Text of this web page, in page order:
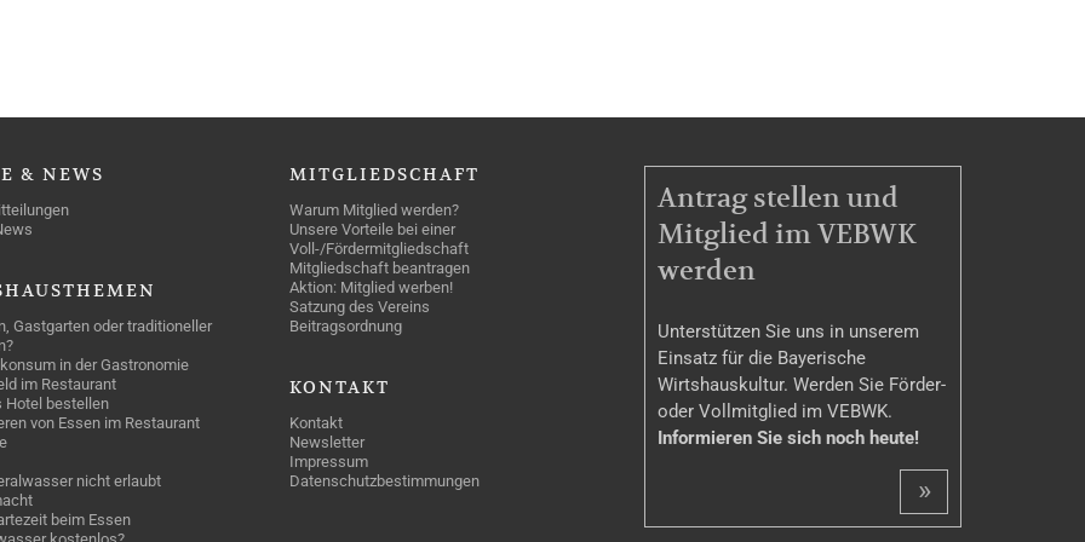
& NEWS
Gastgarten oder traditioneller
in der Gastronomie
im Restaurant
Hotel bestellen
von Essen im Restaurant
nicht erlaubt
beim Essen
MITGLIEDSCHAFT
Warum Mitglied werden?
Unsere Vorteile bei einer
Voll-/Fördermitgliedschaft
Mitgliedschaft beantragen
Aktion: Mitglied werben!
Satzung des Vereins
Beitragsordnung
KONTAKT
Kontakt
Newsletter
Impressum
Datenschutzbestimmungen
MITGLIEDSCHAFT
Antrag stellen und
Mitglied im VEBWK
werden
Unterstützen Sie uns in unserem
Einsatz für die Bayerische
Wirtshauskultur. Werden Sie Förder-
oder Vollmitglied im VEBWK.
Informieren Sie sich noch heute!
»